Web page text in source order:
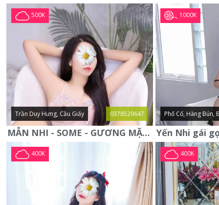
500K
Trần Duy Hưng, Cầu Giấy 0378529647
MẪN NHI - SOME - GƯƠNG MẶT XINH XẮN -CỰC CHIỀU KHÁCH
1000K
Phố Cổ, Hàng Bún,
400K 400K